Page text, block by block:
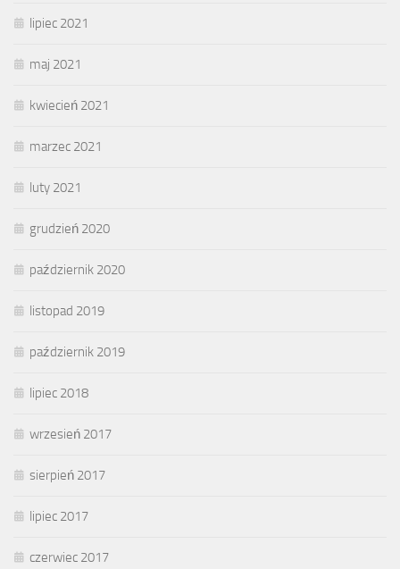
lipiec 2021
maj 2021
kwiecień 2021
marzec 2021
luty 2021
grudzień 2020
październik 2020
listopad 2019
październik 2019
lipiec 2018
wrzesień 2017
sierpień 2017
lipiec 2017
czerwiec 2017